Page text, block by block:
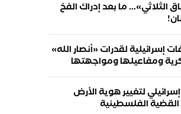
الثلاثي»… ما بعد إدراك الفخ
إسرائيلية لقدرات «أنصار الله»
ومفاعيلها ومواجهتها
لتغيير هوية الأرض
الفلسطينية